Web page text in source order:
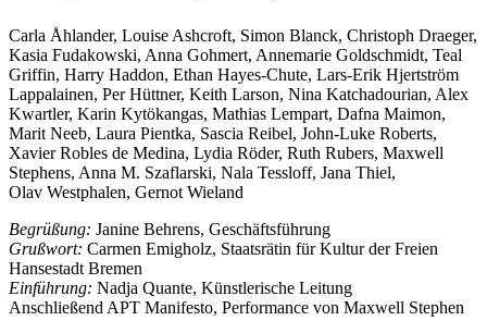
Carla Åhlander, Louise Ashcroft, Simon Blanck, Christoph Draeger,
Kasia Fudakowski, Anna Gohmert, Annemarie Goldschmidt, Teal
Griffin, Harry Haddon, Ethan Hayes-Chute, Lars-Erik Hjertström
Lappalainen, Per Hüttner, Keith Larson, Nina Katchadourian, Alex
Kwartler, Karin Kytökangas, Mathias Lempart, Dafna Maimon,
Marit Neeb, Laura Pientka, Sascia Reibel, John-Luke Roberts,
Xavier Robles de Medina, Lydia Röder, Ruth Rubers, Maxwell
Stephens, Anna M. Szaflarski, Nala Tessloff, Jana Thiel,
Olav Westphalen, Gernot Wieland
Begrüßung: Janine Behrens, Geschäftsführung
Grußwort: Carmen Emigholz, Staatsrätin für Kultur der Freien
Hansestadt Bremen
Einführung: Nadja Quante, Künstlerische Leitung
Anschließend APT Manifesto, Performance von Maxwell Stephen